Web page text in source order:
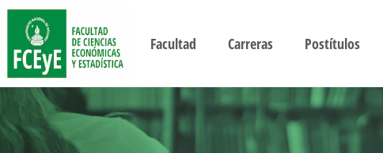
Facultad Carreras Postítulos